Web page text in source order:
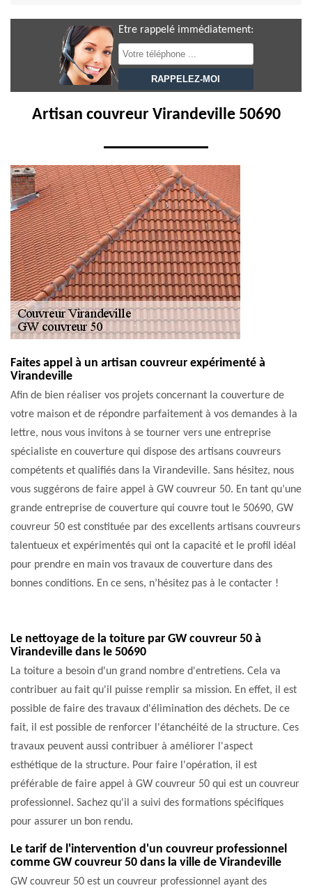
Etre rappelé immédiatement:
Artisan couvreur Virandeville 50690
Faites appel à un artisan couvreur expérimenté à
Virandeville
Afin de bien réaliser vos projets concernant la couverture de
votre maison et de répondre parfaitement à vos demandes à la
lettre, nous vous invitons à se tourner vers une entreprise
spécialiste en couverture qui dispose des artisans couvreurs
compétents et qualifiés dans la Virandeville. Sans hésitez, nous
vous suggérons de faire appel à GW couvreur 50. En tant qu’une
grande entreprise de couverture qui couvre tout le 50690, GW
couvreur 50 est constituée par des excellents artisans couvreurs
talentueux et expérimentés qui ont la capacité et le profil idéal
pour prendre en main vos travaux de couverture dans des
bonnes conditions. En ce sens, n’hésitez pas à le contacter !
Le nettoyage de la toiture par GW couvreur 50 à
Virandeville dans le 50690
La toiture a besoin d'un grand nombre d'entretiens. Cela va
contribuer au fait qu'il puisse remplir sa mission. En effet, il est
possible de faire des travaux d'élimination des déchets. De ce
fait, il est possible de renforcer l'étanchéité de la structure. Ces
travaux peuvent aussi contribuer à améliorer l'aspect
esthétique de la structure. Pour faire l'opération, il est
préférable de faire appel à GW couvreur 50 qui est un couvreur
professionnel. Sachez qu'il a suivi des formations spécifiques
pour assurer un bon rendu.
Le tarif de l'intervention d'un couvreur professionnel
comme GW couvreur 50 dans la ville de Virandeville
GW couvreur 50 est un couvreur professionnel ayant des